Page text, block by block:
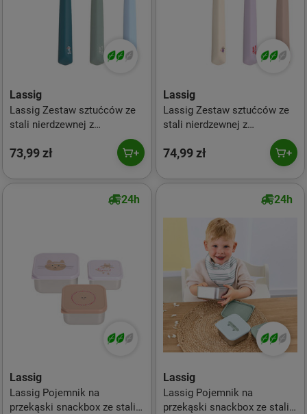
Lassig
Lassig Zestaw sztućców ze
stali nierdzewnej z
silikonową rączką 3 el. Tiny
Team Piesek
73,99 zł
Lassig
Lassig Zestaw sztućców ze
stali nierdzewnej z
silikonową rączką 3 el. Tiny
Team Kotek
74,99 zł
24h
Lassig
Lassig Pojemnik na
przekąski snackbox ze stali
24h
Lassig
Lassig Pojemnik na
przekąski snackbox ze stali